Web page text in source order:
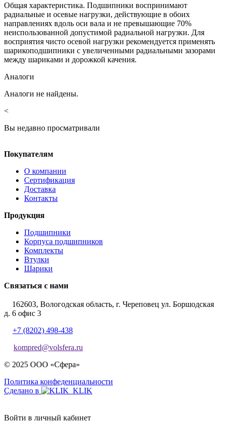
Общая характеристика. Подшипники воспринимают
радиальные и осевые нагрузки, действующие в обоих
направлениях вдоль оси вала и не превышающие 70%
неиспользованной допустимой радиальной нагрузки. Для
восприятия чисто осевой нагрузки рекомендуется применять
шарикоподшипники с увеличенными радиальными зазорами
между шариками и дорожкой качения.
Аналоги
Аналоги не найдены.
<
Вы недавно просматривали
Покупателям
О компании
Сертификация
Доставка
Контакты
Продукция
Подшипники
Корпуса подшипников
Комплекты
Втулки
Шарики
Связаться с нами
162603, Вологодская область, г. Череповец ул. Боршодская
д. 6 офис 3
+7 (8202) 498-438
kompred@volsfera.ru
© 2025 ООО «Сфера»
Политика конфеденциальности
Сделано в
Войти в личный кабинет